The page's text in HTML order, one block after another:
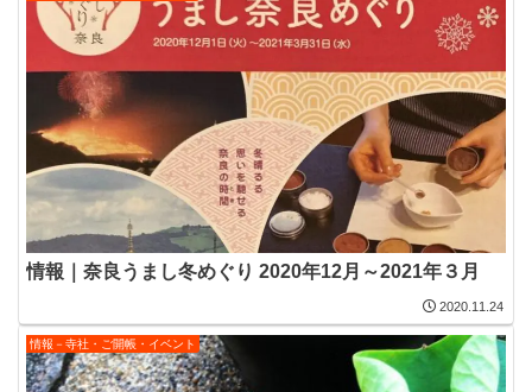
情報｜奈良うまし冬めぐり 2020年12月～2021年３月
2020.11.24
情報－寺社・ご開帳・イベント